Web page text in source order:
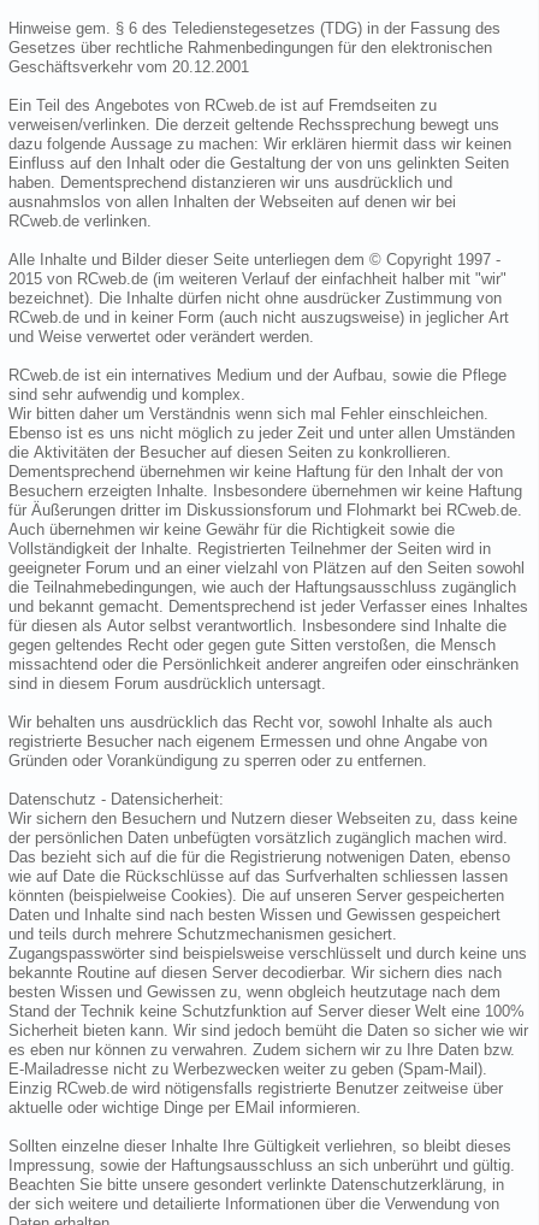
Hinweise gem. § 6 des Teledienstegesetzes (TDG) in der Fassung des
Gesetzes über rechtliche Rahmenbedingungen für den elektronischen
Geschäftsverkehr vom 20.12.2001
Ein Teil des Angebotes von RCweb.de ist auf Fremdseiten zu
verweisen/verlinken. Die derzeit geltende Rechssprechung bewegt uns
dazu folgende Aussage zu machen: Wir erklären hiermit dass wir keinen
Einfluss auf den Inhalt oder die Gestaltung der von uns gelinkten Seiten
haben. Dementsprechend distanzieren wir uns ausdrücklich und
ausnahmslos von allen Inhalten der Webseiten auf denen wir bei
RCweb.de verlinken.
Alle Inhalte und Bilder dieser Seite unterliegen dem © Copyright 1997 -
2015 von RCweb.de (im weiteren Verlauf der einfachheit halber mit "wir"
bezeichnet). Die Inhalte dürfen nicht ohne ausdrücker Zustimmung von
RCweb.de und in keiner Form (auch nicht auszugsweise) in jeglicher Art
und Weise verwertet oder verändert werden.
RCweb.de ist ein internatives Medium und der Aufbau, sowie die Pflege
sind sehr aufwendig und komplex.
Wir bitten daher um Verständnis wenn sich mal Fehler einschleichen.
Ebenso ist es uns nicht möglich zu jeder Zeit und unter allen Umständen
die Aktivitäten der Besucher auf diesen Seiten zu konkrollieren.
Dementsprechend übernehmen wir keine Haftung für den Inhalt der von
Besuchern erzeigten Inhalte. Insbesondere übernehmen wir keine Haftung
für Äußerungen dritter im Diskussionsforum und Flohmarkt bei RCweb.de.
Auch übernehmen wir keine Gewähr für die Richtigkeit sowie die
Vollständigkeit der Inhalte. Registrierten Teilnehmer der Seiten wird in
geeigneter Forum und an einer vielzahl von Plätzen auf den Seiten sowohl
die Teilnahmebedingungen, wie auch der Haftungsausschluss zugänglich
und bekannt gemacht. Dementsprechend ist jeder Verfasser eines Inhaltes
für diesen als Autor selbst verantwortlich. Insbesondere sind Inhalte die
gegen geltendes Recht oder gegen gute Sitten verstoßen, die Mensch
missachtend oder die Persönlichkeit anderer angreifen oder einschränken
sind in diesem Forum ausdrücklich untersagt.
Wir behalten uns ausdrücklich das Recht vor, sowohl Inhalte als auch
registrierte Besucher nach eigenem Ermessen und ohne Angabe von
Gründen oder Vorankündigung zu sperren oder zu entfernen.
Datenschutz - Datensicherheit:
Wir sichern den Besuchern und Nutzern dieser Webseiten zu, dass keine
der persönlichen Daten unbefügten vorsätzlich zugänglich machen wird.
Das bezieht sich auf die für die Registrierung notwenigen Daten, ebenso
wie auf Date die Rückschlüsse auf das Surfverhalten schliessen lassen
könnten (beispielweise Cookies). Die auf unseren Server gespeicherten
Daten und Inhalte sind nach besten Wissen und Gewissen gespeichert
und teils durch mehrere Schutzmechanismen gesichert.
Zugangspasswörter sind beispielsweise verschlüsselt und durch keine uns
bekannte Routine auf diesen Server decodierbar. Wir sichern dies nach
besten Wissen und Gewissen zu, wenn obgleich heutzutage nach dem
Stand der Technik keine Schutzfunktion auf Server dieser Welt eine 100%
Sicherheit bieten kann. Wir sind jedoch bemüht die Daten so sicher wie wir
es eben nur können zu verwahren. Zudem sichern wir zu Ihre Daten bzw.
E-Mailadresse nicht zu Werbezwecken weiter zu geben (Spam-Mail).
Einzig RCweb.de wird nötigensfalls registrierte Benutzer zeitweise über
aktuelle oder wichtige Dinge per EMail informieren.
Sollten einzelne dieser Inhalte Ihre Gültigkeit verliehren, so bleibt dieses
Impressung, sowie der Haftungsausschluss an sich unberührt und gültig.
Beachten Sie bitte unsere gesondert verlinkte Datenschutzerklärung, in
der sich weitere und detailierte Informationen über die Verwendung von